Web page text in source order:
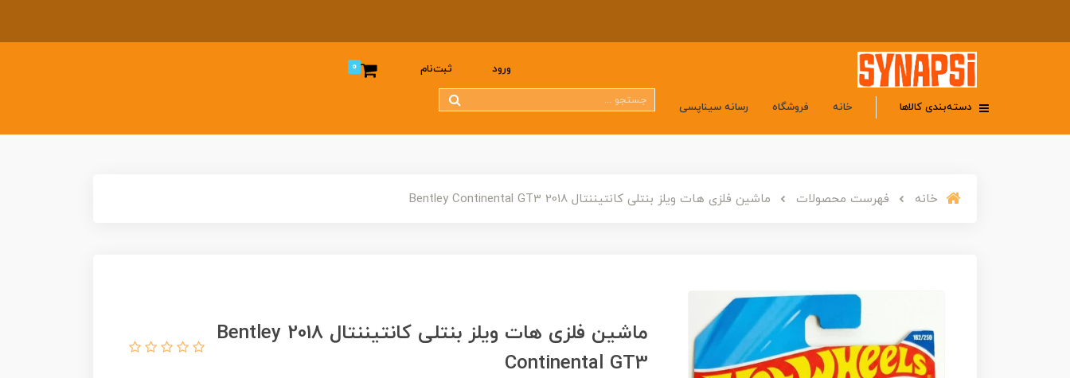
ورود ثبت‌نام 0
دسته‌بندی کالاها خانه فروشگاه رسانه سیناپسی
خانه فهرست محصولات ماشین فلزی هات ویلز بنتلی کانتیننتال 2018 Bentley Continental GT3
ماشین فلزی هات ویلز بنتلی کانتیننتال 2018 Bentley
Continental GT3